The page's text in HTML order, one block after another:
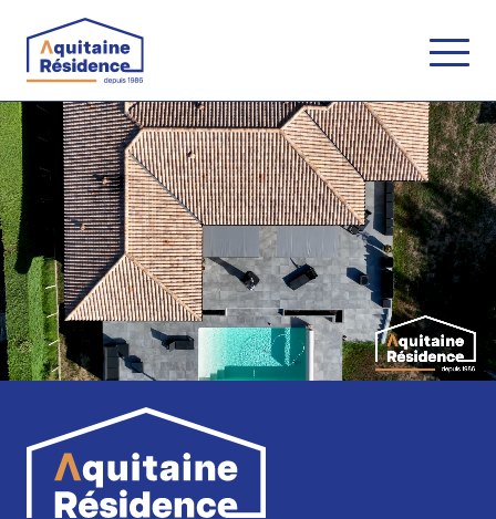
Accueil
Constructeur de maisons
Terrains à bâtir
Investissement locatif
Contact